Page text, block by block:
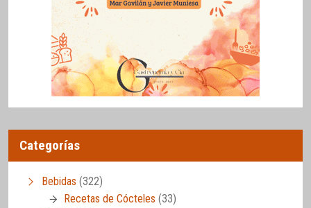
Categorías
Bebidas (322)
Recetas de Cócteles (33)